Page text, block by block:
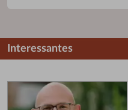
Interessantes